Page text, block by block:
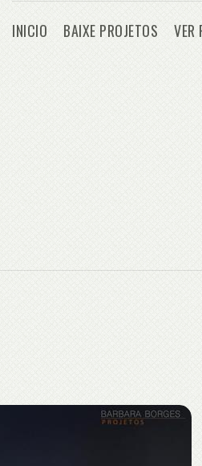
INICIO BAIXE PROJETOS VER